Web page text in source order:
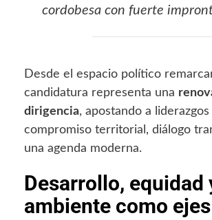
cordobesa con fuerte
Desde el espacio político
candidatura representa una
dirigencia, apostando a liderazgos
compromiso territorial, diálogo
una agenda moderna.
Desarrollo, equidad
ambiente como ejes